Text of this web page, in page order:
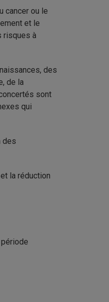
cancer ou le
et le
risques à
des
de la
sont
qui
des
la réduction